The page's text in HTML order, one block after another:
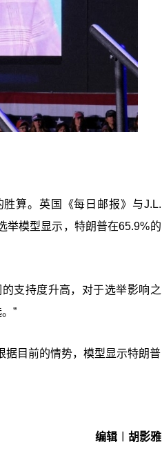
算。英国《每日邮报》与J.L.
举模型显示，特朗普在65.9%的
支持度升高，对于选举影响之
”
据目前的情势，模型显示特朗普
编辑︱胡影雅